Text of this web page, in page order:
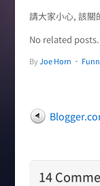
請大家小心, 該關
No related posts.
ByJoe Horn •
14